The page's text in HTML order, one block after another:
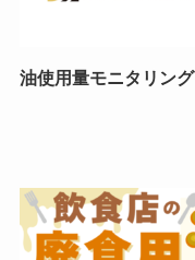
油使用量モニタリング